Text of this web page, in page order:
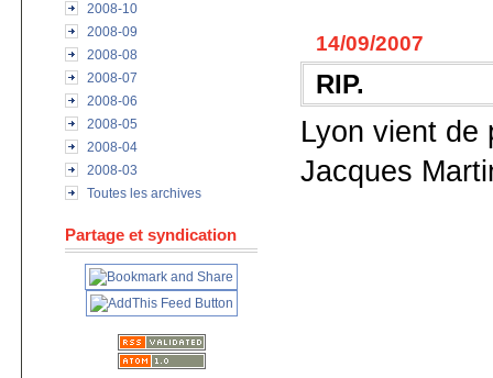
2008-10
2008-09
2008-08
2008-07
2008-06
2008-05
2008-04
2008-03
Toutes les archives
Partage et syndication
14/09/2007
RIP.
Lyon vient de
Jacques